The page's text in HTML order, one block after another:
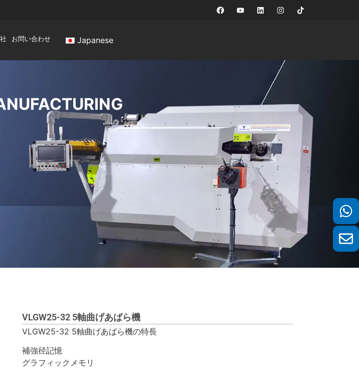
お問い合わせ Japanese
VLGW25-32 5軸曲げあばら機
VLGW25-32 5軸曲げあばら機の特長
補強径記憶
グラフィックメモリ